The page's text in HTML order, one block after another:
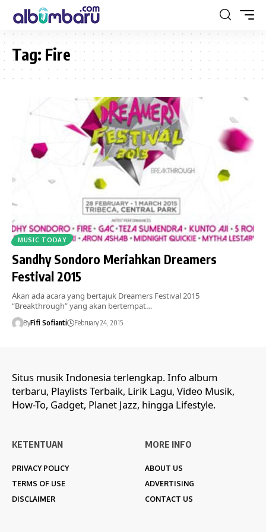
Tag: Fire
MUSIC TODAY
Sandhy Sondoro Meriahkan Dreamers
Festival 2015
Akan ada acara yang bertajuk Dreamers Festival 2015
“Breakthrough” yang akan bertempat…
ByFifi Sofianti February 24, 2015
Situs musik Indonesia terlengkap. Info album
terbaru, Playlists Terbaik, Lirik Lagu, Video Musik,
How-To, Gadget, Planet Jazz, hingga Lifestyle.
KETENTUAN
PRIVACY POLICY
TERMS OF USE
DISCLAIMER
MORE INFO
ABOUT US
ADVERTISING
CONTACT US